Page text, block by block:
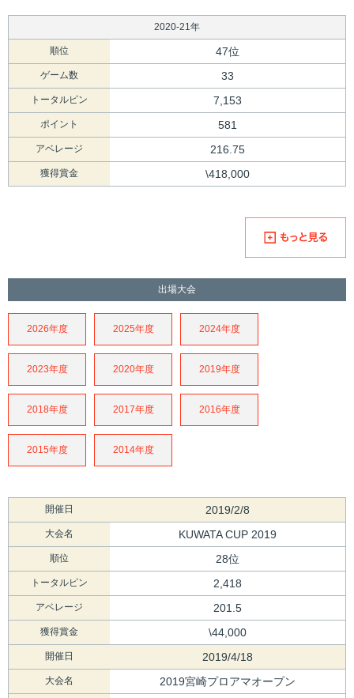
2020-21年
順位 47位
ゲーム数 33
トータルピン 7,153
ポイント 581
アベレージ 216.75
獲得賞金 \418,000
出場大会
2026年度 2025年度 2024年度
2023年度 2020年度 2019年度
2018年度 2017年度 2016年度
2015年度 2014年度
開催日 2019/2/8
大会名 KUWATA CUP 2019
順位 28位
トータルピン 2,418
アベレージ 201.5
獲得賞金 \44,000
開催日 2019/4/18
大会名 2019宮崎プロアマオープン